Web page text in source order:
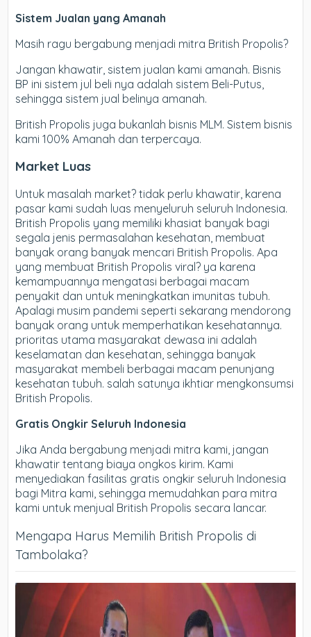
Sistem Jualan yang Amanah
Masih ragu bergabung menjadi mitra British Propolis?
Jangan khawatir, sistem jualan kami amanah. Bisnis
BP ini sistem jul beli nya adalah sistem Beli-Putus,
sehingga sistem jual belinya amanah.
British Propolis juga bukanlah bisnis MLM. Sistem bisnis
kami 100% Amanah dan terpercaya.
Market Luas
Untuk masalah market? tidak perlu khawatir, karena
pasar kami sudah luas menyeluruh seluruh Indonesia.
British Propolis yang memiliki khasiat banyak bagi
segala jenis permasalahan kesehatan, membuat
banyak orang banyak mencari British Propolis. Apa
yang membuat British Propolis viral? ya karena
kemampuannya mengatasi berbagai macam
penyakit dan untuk meningkatkan imunitas tubuh.
Apalagi musim pandemi seperti sekarang mendorong
banyak orang untuk memperhatikan kesehatannya.
prioritas utama masyarakat dewasa ini adalah
keselamatan dan kesehatan, sehingga banyak
masyarakat membeli berbagai macam penunjang
kesehatan tubuh. salah satunya ikhtiar mengkonsumsi
British Propolis.
Gratis Ongkir Seluruh Indonesia
Jika Anda bergabung menjadi mitra kami, jangan
khawatir tentang biaya ongkos kirim. Kami
menyediakan fasilitas gratis ongkir seluruh Indonesia
bagi Mitra kami, sehingga memudahkan para mitra
kami untuk menjual British Propolis secara lancar.
Mengapa Harus Memilih British Propolis di
Tambolaka?